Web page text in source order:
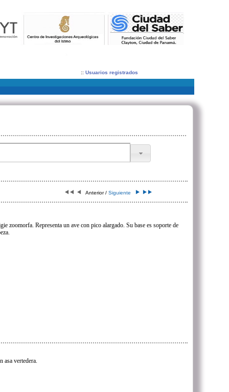
:: Usuarios registrados
Anterior / Siguiente
zoomorfa. Representa un ave con pico alargado. Su base es soporte de
asa vertedera.